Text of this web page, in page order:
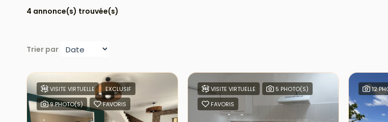
4 annonce(s) trouvée(s)
Trier par
VISITE VIRTUELLE
EXCLUSIF
9 PHOTO(S)
FAVORIS
VISITE VIRTUELLE
5 PHOTO(S)
FAVORIS
12